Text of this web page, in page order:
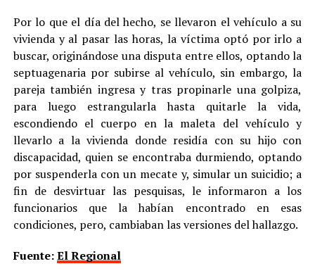
Por lo que el día del hecho, se llevaron el vehículo a su
vivienda y al pasar las horas, la víctima optó por irlo a
buscar, originándose una disputa entre ellos, optando la
septuagenaria por subirse al vehículo, sin embargo, la
pareja también ingresa y tras propinarle una golpiza,
para luego estrangularla hasta quitarle la vida,
escondiendo el cuerpo en la maleta del vehículo y
llevarlo a la vivienda donde residía con su hijo con
discapacidad, quien se encontraba durmiendo, optando
por suspenderla con un mecate y, simular un suicidio; a
fin de desvirtuar las pesquisas, le informaron a los
funcionarios que la habían encontrado en esas
condiciones, pero, cambiaban las versiones del hallazgo.
Fuente:El Regional